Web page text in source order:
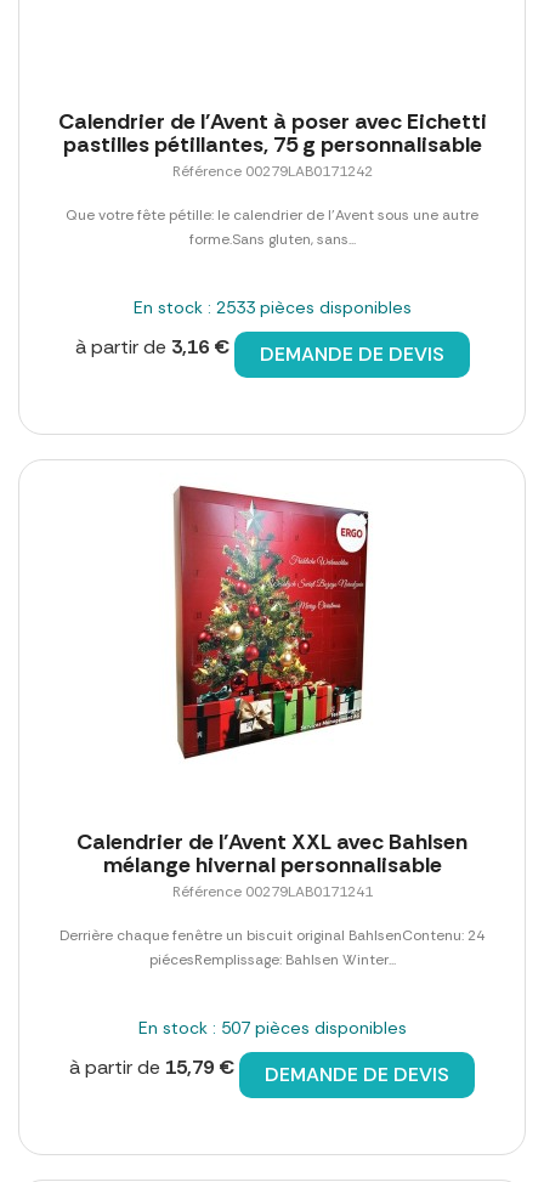
Calendrier de l'Avent à poser avec Eichetti
pastilles pétillantes, 75 g personnalisable
Référence 00279LAB0171242
Que votre fête pétille: le calendrier de l'Avent sous une autre
forme.Sans gluten, sans...
En stock : 2533 pièces disponibles
à partir de 3,16 € DEMANDE DE DEVIS
Calendrier de l'Avent XXL avec Bahlsen
mélange hivernal personnalisable
Référence 00279LAB0171241
Derrière chaque fenêtre un biscuit original BahlsenContenu: 24
piécesRemplissage: Bahlsen Winter...
En stock : 507 pièces disponibles
à partir de 15,79 € DEMANDE DE DEVIS